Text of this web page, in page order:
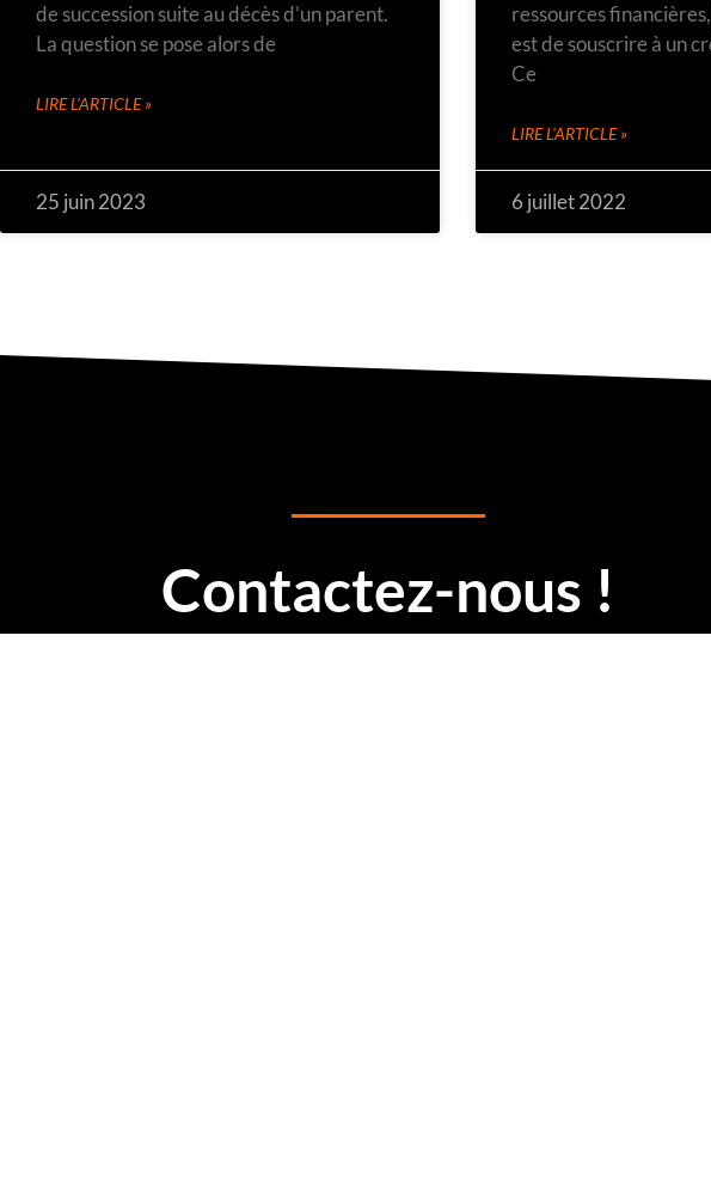
de succession suite au décès d’un parent.
La question se pose alors de
LIRE L'ARTICLE »
25 juin 2023
ressources
est de souscrire à un
Ce
LIRE L'ARTICLE »
6 juillet 2022
Contactez-nous !